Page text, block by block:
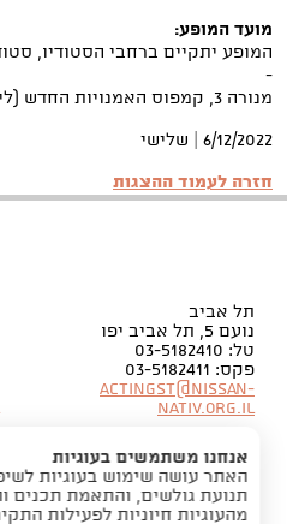
מועד המופע:
המופע יתקיים ברחבי הסטודיו,
-
מנורה 3, קמפוס האמנויות החדש (ליד בית העם), ירושלים.
6/12/2022 | שלישי
חזרה לעמוד ההצגות
תל אביב
נועם 5, תל אביב יפו
טל: 03-5182410
פקס: 03-5182411
Actingst@nissan-
nativ.org.il
אנחנו משתמשים בעוגיות
האתר עושה שימוש בעוגיות
תנועת גולשים, והתאמת תכנים
מהעוגיות חיוניות לפעילות